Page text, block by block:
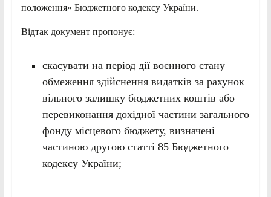
положення» Бюджетного кодексу України.
Відтак документ пропонує:
скасувати на період дії воєнного стану
обмеження здійснення видатків за рахунок
вільного залишку бюджетних коштів або
перевиконання дохідної частини загального
фонду місцевого бюджету, визначені
частиною другою статті 85 Бюджетного
кодексу України;